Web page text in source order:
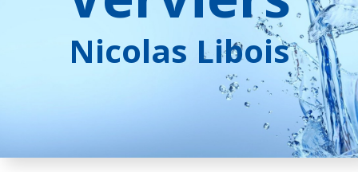
Nicolas Libois